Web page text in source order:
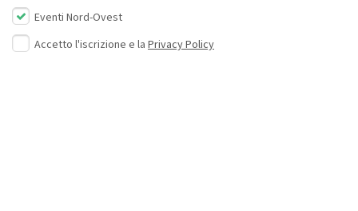
Eventi Nord-Ovest
Accetto l'iscrizione e la Privacy Policy